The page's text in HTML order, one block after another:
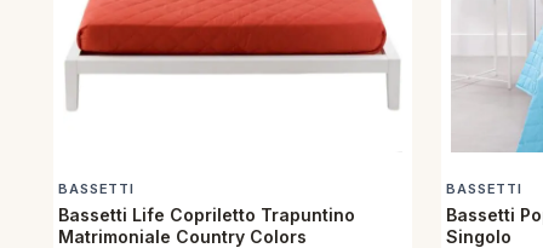
BASSETTI
Bassetti Life Copriletto Trapuntino
Matrimoniale Country Colors
BASSETTI
Bassetti
Singolo